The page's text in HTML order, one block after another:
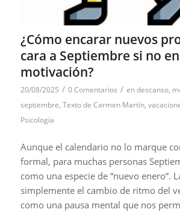
¿Cómo encarar nuevos
cara a Septiembre si no
motivación?
20/08/2025 / 0 Comentarios / endescanso,
septiembre, Texto de Carmen Martín,
Psicología
Aunque el calendario no lo marque
formal, para muchas personas
como una especie de “nuevo enero”.
simplemente el cambio de ritmo del
como una pausa mental que nos